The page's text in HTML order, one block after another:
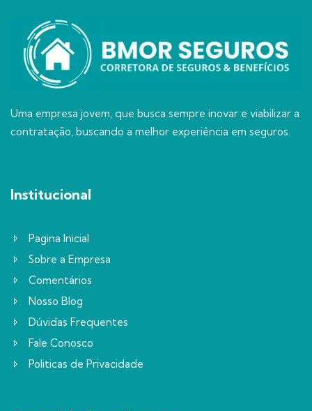
Uma empresa jovem, que busca sempre inovar e viabilizar a
contratação, buscando a melhor experiência em seguros.
Institucional
Pagina Inicial
Sobre a Empresa
Comentários
Nosso Blog
Dúvidas Frequentes
Fale Conosco
Politicas de Privacidade